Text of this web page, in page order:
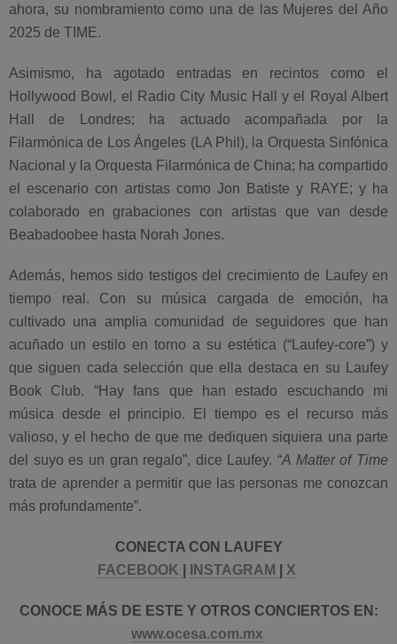
ahora, su nombramiento como una de las Mujeres del Año
2025 de TIME.
Asimismo, ha agotado entradas en recintos como el
Hollywood Bowl, el Radio City Music Hall y el Royal Albert
Hall de Londres; ha actuado acompañada por la
Filarmónica de Los Ángeles (LA Phil), la Orquesta Sinfónica
Nacional y la Orquesta Filarmónica de China; ha compartido
el escenario con artistas como Jon Batiste y RAYE; y ha
colaborado en grabaciones con artistas que van desde
Beabadoobee hasta Norah Jones.
Además, hemos sido testigos del crecimiento de Laufey en
tiempo real. Con su música cargada de emoción, ha
cultivado una amplia comunidad de seguidores que han
acuñado un estilo en torno a su estética (“Laufey-core”) y
que siguen cada selección que ella destaca en su Laufey
Book Club. “Hay fans que han estado escuchando mi
música desde el principio. El tiempo es el recurso más
valioso, y el hecho de que me dediquen siquiera una parte
del suyo es un gran regalo”, dice Laufey. “A Matter of Time
trata de aprender a permitir que las personas me conozcan
más profundamente”.
CONECTA CON LAUFEY
FACEBOOK
INSTAGRAM X
CONOCE MÁS DE ESTE Y OTROS CONCIERTOS EN:
www.ocesa.com.mx